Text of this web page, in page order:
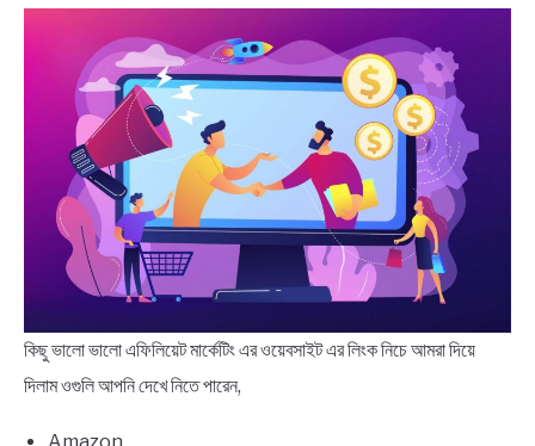
কিছু ভালো ভালো এফিলিয়েট মার্কেটিং এর ওয়েবসাইট এর লিংক নিচে আমরা দিয়ে
দিলাম ওগুলি আপনি দেখে নিতে পারেন,